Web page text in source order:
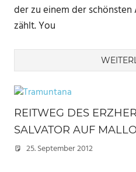
der zu einem der
zählt. You
REITWEG DES
SALVATOR AUF
25. September 2012